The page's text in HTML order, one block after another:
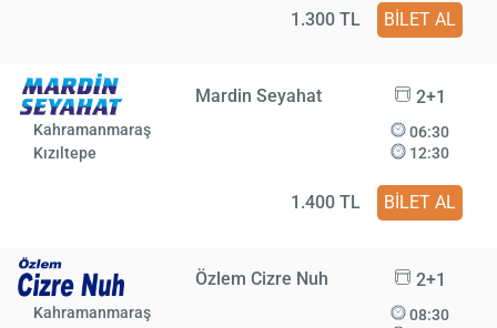
1.300 TL BİLET AL
Mardin Seyahat 2+1
Kahramanmaraş
Kızıltepe
06:30
12:30
1.400 TL BİLET AL
Özlem Cizre Nuh 2+1
Kahramanmaraş
08:30